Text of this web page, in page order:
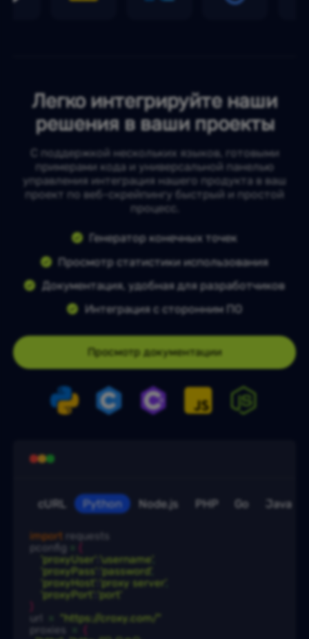
Легко интегрируйте наши
решения в ваши проекты
С поддержкой нескольких языков, готовыми
примерами кода и универсальной панелью
управления интеграция нашего продукта в ваш
проект по веб-скрейпингу быстрый и простой
процесс.
Генератор конечных точек
Просмотр статистики использования
Документация, удобная для разработчиков
Интеграция с сторонним ПО
Просмотр документации
cURL Python Node.js PHP Go Java
import requests
pconfig
'proxyUser'
'username'
'proxyPass'
'password'
'proxyHost'
'proxy server'
'proxyPort'
'port'
url
"https://croxy.com/"
proxies